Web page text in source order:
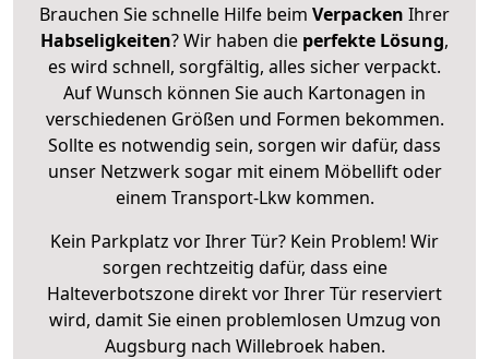
Brauchen Sie schnelle Hilfe beim Verpacken Ihrer
Habseligkeiten? Wir haben die perfekte Lösung,
es wird schnell, sorgfältig, alles sicher verpackt.
Auf Wunsch können Sie auch Kartonagen in
verschiedenen Größen und Formen bekommen.
Sollte es notwendig sein, sorgen wir dafür, dass
unser Netzwerk sogar mit einem Möbellift oder
einem Transport-Lkw kommen.
Kein Parkplatz vor Ihrer Tür? Kein Problem! Wir
sorgen rechtzeitig dafür, dass eine
Halteverbotszone direkt vor Ihrer Tür reserviert
wird, damit Sie einen problemlosen Umzug von
Augsburg nach Willebroek haben.